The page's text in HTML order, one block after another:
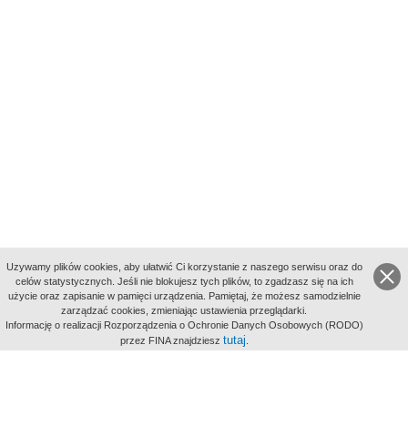
aktywności
Uzywamy plików cookies, aby ułatwić Ci korzystanie z naszego serwisu oraz do
celów statystycznych. Jeśli nie blokujesz tych plików, to zgadzasz się na ich
użycie oraz zapisanie w pamięci urządzenia. Pamiętaj, że możesz samodzielnie
zarządzać cookies, zmieniając ustawienia przeglądarki.
Informację o realizacji Rozporządzenia o Ochronie Danych Osobowych (RODO)
przez FINA znajdziesz tutaj